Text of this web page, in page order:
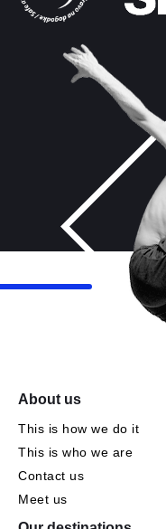
About us
This is how we do it
This is who we are
Contact us
Meet us